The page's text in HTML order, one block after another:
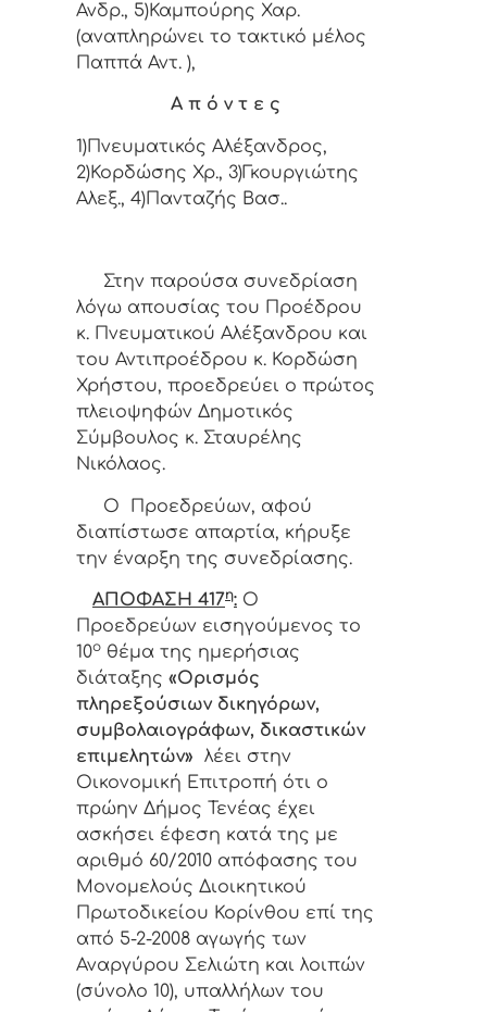
Ανδρ., 5)Καμπούρης Χαρ.
(αναπληρώνει το τακτικό μέλος
Παππά Αντ. ),
Α π ό ν τ ε ς
1)Πνευματικός Αλέξανδρος,
2)Κορδώσης Χρ., 3)Γκουργιώτης
Αλεξ., 4)Πανταζής Βασ..
Στην παρούσα συνεδρίαση
λόγω απουσίας του Προέδρου
κ. Πνευματικού Αλέξανδρου και
του Αντιπροέδρου κ. Κορδώση
Χρήστου, προεδρεύει ο πρώτος
πλειοψηφών Δημοτικός
Σύμβουλος κ. Σταυρέλης
Νικόλαος.
Ο Προεδρεύων, αφού
διαπίστωσε απαρτία, κήρυξε
την έναρξη της συνεδρίασης.
ΑΠΟΦΑΣΗ 417η: Ο
Προεδρεύων εισηγούμενος το
10ο θέμα της ημερήσιας
διάταξης «Ορισμός
πληρεξούσιων δικηγόρων,
συμβολαιογράφων, δικαστικών
επιμελητών» λέει στην
Οικονομική Επιτροπή ότι ο
πρώην Δήμος Τενέας έχει
ασκήσει έφεση κατά της με
αριθμό 60/2010 απόφασης του
Μονομελούς Διοικητικού
Πρωτοδικείου Κορίνθου επί της
από 5-2-2008 αγωγής των
Αναργύρου Σελιώτη και λοιπών
(σύνολο 10), υπαλλήλων του